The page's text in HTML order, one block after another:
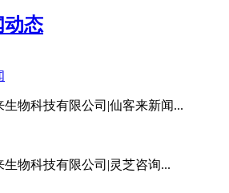
动态
生物科技有限公司|仙客来新闻...
生物科技有限公司|灵芝咨询...